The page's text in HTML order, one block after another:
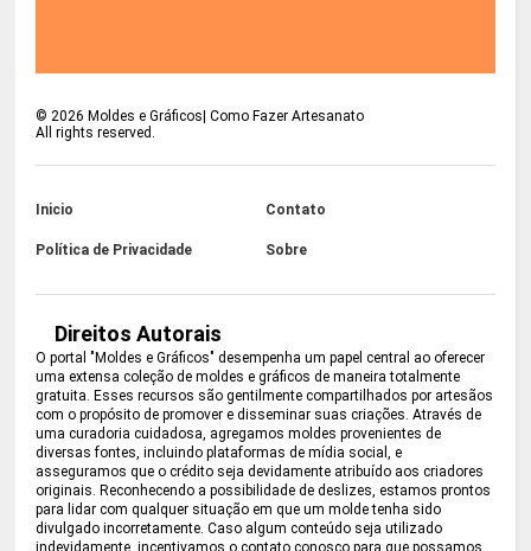
©2026 Moldes e Gráficos| Como Fazer Artesanato
All rights reserved.
Inicio Contato
Política de Privacidade Sobre
Direitos Autorais
O portal "Moldes e Gráficos" desempenha um papel central ao oferecer
uma extensa coleção de moldes e gráficos de maneira totalmente
gratuita. Esses recursos são gentilmente compartilhados por artesãos
com o propósito de promover e disseminar suas criações. Através de
uma curadoria cuidadosa, agregamos moldes provenientes de
diversas fontes, incluindo plataformas de mídia social, e
asseguramos que o crédito seja devidamente atribuído aos criadores
originais. Reconhecendo a possibilidade de deslizes, estamos prontos
para lidar com qualquer situação em que um molde tenha sido
divulgado incorretamente. Caso algum conteúdo seja utilizado
indevidamente, incentivamos o contato conosco para que possamos